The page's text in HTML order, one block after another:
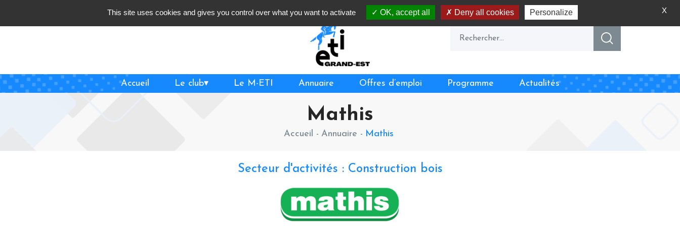
Accueil Le club Le M-ETI Annuaire Offres d’emploi Programme Actualités
Mathis
Accueil - Annuaire - Mathis
Secteur d'activités : Construction bois
X
This site uses cookies and gives you control over what you want to activate OK, accept all Deny all cookies Personalize